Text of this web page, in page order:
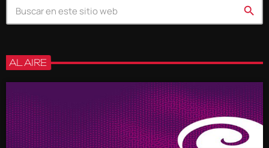
search
AL AIRE